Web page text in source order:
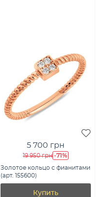
5 700 грн
19 950 грн -71%
Золотое кольцо с фианитами
(арт. 155600)
Купить